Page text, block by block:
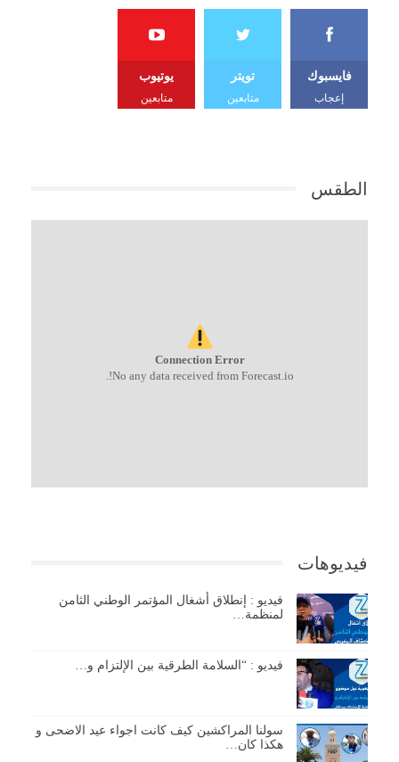
فايسبوك
إعجاب
تويتر
متابعين
يوتيوب
متابعين
الطقس
Connection Error
No any data received from Forecast.io!.
فيديوهات
فيديو : إنطلاق أشغال المؤتمر الوطني الثامن
لمنظمة…
فيديو : “السلامة الطرقية بين الإلتزام و…
سولنا المراكشين كيف كانت اجواء عيد الاضحى و
هكذا كان…